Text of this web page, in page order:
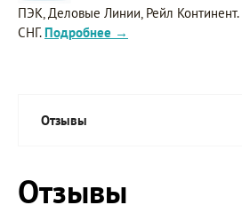
ПЭК, Деловые Линии, Рейл
СНГ. Подробнее →
Отзывы
Отзывы